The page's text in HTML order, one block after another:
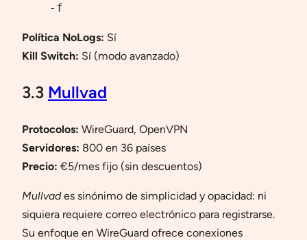
-f
Política NoLogs: Sí
Kill Switch: Sí (modo avanzado)
3.3 Mullvad
Protocolos: WireGuard, OpenVPN
Servidores: 800 en 36 países
Precio: €5/mes fijo (sin descuentos)
Mullvades sinónimo de simplicidad y opacidad: ni
siquiera requiere correo electrónico para registrarse.
Su enfoque en WireGuard ofrece conexiones